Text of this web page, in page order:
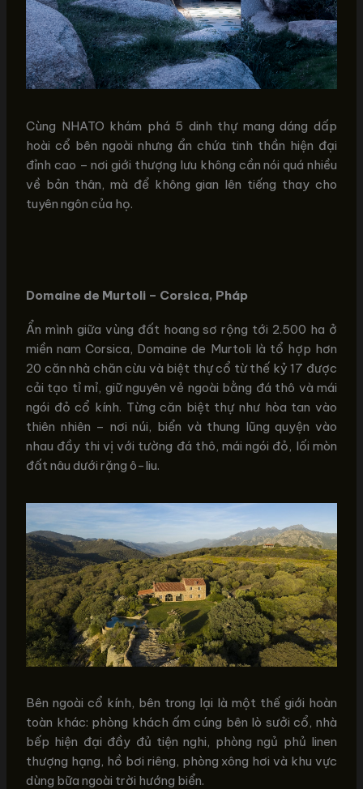
Cùng NHATO khám phá 5 dinh thự mang dáng dấp
hoài cổ bên ngoài nhưng ẩn chứa tinh thần hiện đại
đỉnh cao – nơi giới thượng lưu không cần nói quá nhiều
về bản thân, mà để không gian lên tiếng thay cho
tuyên ngôn của họ.
Domaine de Murtoli – Corsica, Pháp
Ẩn mình giữa vùng đất hoang sơ rộng tới 2.500 ha ở
miền nam Corsica, Domaine de Murtoli là tổ hợp hơn
20 căn nhà chăn cừu và biệt thự cổ từ thế kỷ 17 được
cải tạo tỉ mỉ, giữ nguyên vẻ ngoài bằng đá thô và mái
ngói đỏ cổ kính. Từng căn biệt thự như hòa tan vào
thiên nhiên – nơi núi, biển và thung lũng quyện vào
nhau đầy thi vị với tường đá thô, mái ngói đỏ, lối mòn
đất nâu dưới rặng ô-liu.
Bên ngoài cổ kính, bên trong lại là một thế giới hoàn
toàn khác: phòng khách ấm cúng bên lò sưởi cổ, nhà
bếp hiện đại đầy đủ tiện nghi, phòng ngủ phủ linen
thượng hạng, hồ bơi riêng, phòng xông hơi và khu vực
dùng bữa ngoài trời hướng biển.